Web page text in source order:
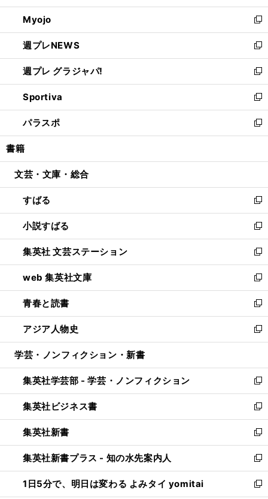
開
く
ウ
で
開
く
ン
ド
ウ
で
開
く
ウ
ィ
ン
ド
ウ
で
開
く
Myojo
新
し
い
ウ
ィ
ン
ド
ウ
で
開
週プレNEWS
新
し
い
ウ
ィ
ン
ド
ウ
開
週プレ グラジャパ!
新
し
い
ウ
ィ
ン
ウ
開
く
Sportiva
新
し
い
ウ
ン
ウ
で
開
く
パラスポ
新
し
ウ
ン
ド
ウ
で
開
く
書籍
文芸・文庫・総合
すばる
新
し
い
ウ
ィ
ン
ド
ウ
で
開
く
小説すばる
新
し
い
ウ
ィ
ン
ド
ウ
で
開
集英社 文芸ステーション
新
し
い
ウ
ィ
ン
ド
ウ
開
く
web 集英社文庫
新
し
い
ウ
ィ
ン
ウ
で
開
く
青春と読書
新
し
い
ウ
ン
ド
ウ
で
開
く
アジア人物史
新
し
ウ
ィ
ン
ド
ウ
で
開
く
学芸・ノンフィクション・新書
集英社学芸部 - 学芸・ノンフィクション
新
し
い
ウ
ィ
ン
ド
ウ
で
開
集英社ビジネス書
新
し
い
ウ
ィ
ン
ド
集英社新書
新
し
い
ウ
ィ
集英社新書プラス - 知の水先案内人
新
し
い
1日5分で、明日は変わる よみタイ yomitai
新